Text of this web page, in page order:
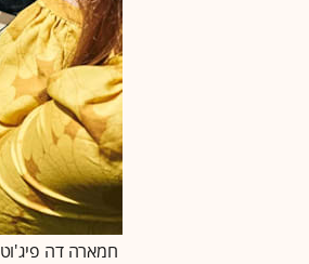
חמארה דה